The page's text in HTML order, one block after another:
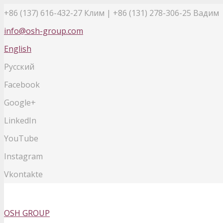
+86 (137) 616-432-27 Клим | +86 (131) 278-306-25 Вадим
info@osh-group.com
English
Русский
Facebook
Google+
LinkedIn
YouTube
Instagram
Vkontakte
OSH GROUP